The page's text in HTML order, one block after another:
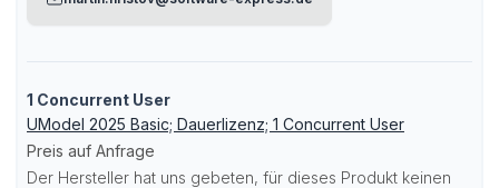
1 Concurrent User
UModel 2025 Basic; Dauerlizenz; 1 Concurrent User
Preis auf Anfrage
Der Hersteller hat uns gebeten, für dieses Produkt keinen